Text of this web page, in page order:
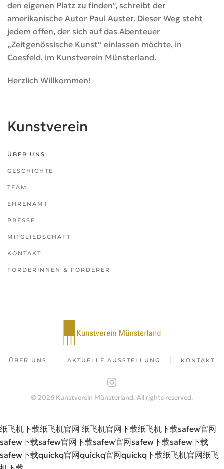
den eigenen Platz zu finden", schreibt der
amerikanische Autor Paul Auster. Dieser Weg steht
jedem offen, der sich auf das Abenteuer
„Zeitgenössische Kunst“ einlassen möchte, in
Coesfeld, im Kunstverein Münsterland.
Herzlich Willkommen!
Kunstverein
ÜBER UNS
GESCHICHTE
TEAM
EHRENAMT
PRESSE
MITGLIEDSCHAFT
KONTAKT
FÖRDERINNEN & FÖRDERER
ÜBER UNS AKTUELLE AUSSTELLUNG KONTAKT
© 2026Kunstverein Münsterland. All rights reserved.
纸飞机下载纸飞机官网 纸飞机官网下载纸飞机下载safew官网
safew下载safew官网下载safew官网safew下载safew下载
safew下载quickq官网quickq官网quickq下载纸飞机官网纸飞